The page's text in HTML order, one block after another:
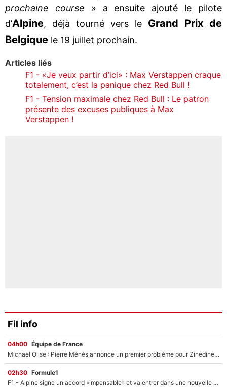
prochaine course » a ensuite ajouté le pilote
d’Alpine, déjà tourné vers le Grand Prix de
Belgique le 19 juillet prochain.
Articles liés
F1 - «Je veux partir d’ici» : Max Verstappen craque
totalement, c’est la panique chez Red Bull !
F1 - Tension maximale chez Red Bull : Le patron
présente des excuses publiques à Max
Verstappen !
Fil info
04h00 Équipe de France
Michael Olise : Pierre Ménès annonce un premier problème pour Zinedine Zidane en équipe de France
02h30 Formule1
F1 - Alpine signe un accord «impensable» et va entrer dans une nouvelle dimension : Grande nouvelle pour Pierre Gasly !